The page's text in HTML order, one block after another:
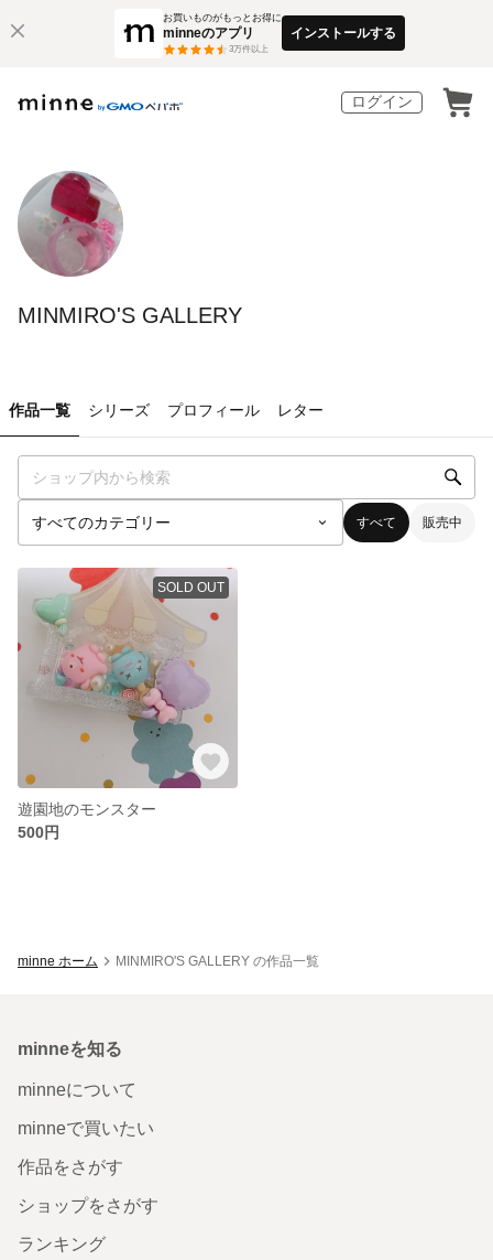
お買いものがもっとお得に
minneのアプリ
3万件以上
インストールする
ログイン
MINMIRO'S GALLERY
作品一覧 シリーズ プロフィール レター
すべて 販売中
SOLD OUT
遊園地のモンスター
500円
minne ホーム MINMIRO'S GALLERY の作品一覧
minneを知る
minneについて
minneで買いたい
作品をさがす
ショップをさがす
ランキング